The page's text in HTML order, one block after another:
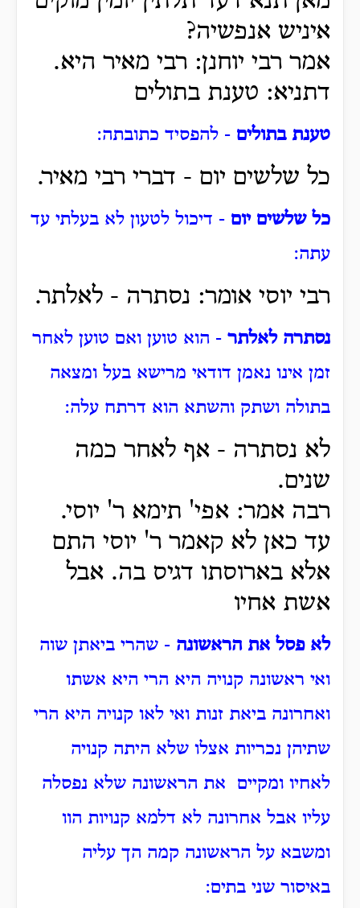
איניש אנפשיה?
אמר רבי יוחנן: רבי מאיר היא.
דתניא: טענת בתולים
טענת בתולים - להפסיד כתובתה:
כל שלשים יום - דברי רבי מאיר.
כל שלשים יום - דיכול לטעון לא בעלתי עד
עתה:
רבי יוסי אומר: נסתרה - לאלתר.
נסתרה לאלתר - הוא טוען ואם טוען לאחר
זמן אינו נאמן דודאי מרישא בעל ומצאה
בתולה ושתק והשתא הוא דרתח עלה:
לא נסתרה - אף לאחר כמה
שנים.
רבה אמר: אפי' תימא ר' יוסי.
עד כאן לא קאמר ר' יוסי התם
אלא בארוסתו דגיס בה. אבל
אשת אחיו
לא פסל את הראשונה - שהרי ביאתן שוה
ואי ראשונה קנויה היא הרי היא אשתו
ואחרונה ביאת זנות ואי לאו קנויה היא הרי
שתיהן נכריות אצלו שלא היתה קנויה
לאחיו ומקיים את הראשונה שלא נפסלה
עליו אבל אחרונה לא דלמא קנויות הוו
ומשבא על הראשונה קמה הך עליה
באיסור שני בתים: